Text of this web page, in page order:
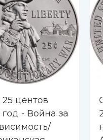
центов
- Война за